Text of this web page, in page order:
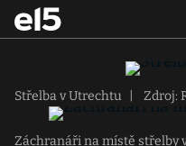
Střelba v Utrechtu Zdroj:
Záchranáři na místě střelby